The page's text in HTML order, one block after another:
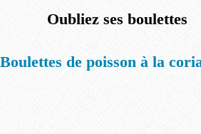
Oubliez ses boulettes
Boulettes de poisson à la